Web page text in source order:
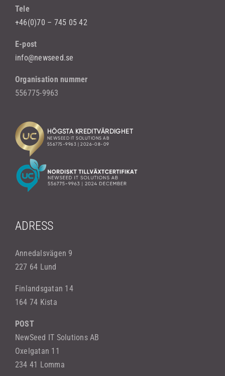
Tele
+46(0)70 – 745 05 42
E-post
info@newseed.se
Organisation nummer
556775-9963
ADRESS
Annedalsvägen 9
227 64 Lund
Finlandsgatan 14
164 74 Kista
POST
NewSeed IT Solutions AB
Oxelgatan 11
234 41 Lomma